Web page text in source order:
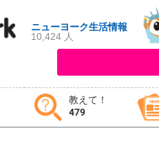
ニューヨーク生活情報
10,424 人
教えて！
479